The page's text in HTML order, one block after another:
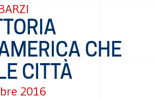
CHE
CITTÀ
2016